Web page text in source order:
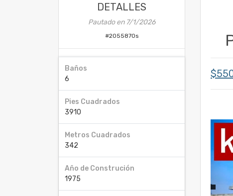
DETALLES
Pautado en 7/1/2026
#2055870s
Baños
6
Pies Cuadrados
3910
Metros Cuadrados
342
Año de Construción
1975